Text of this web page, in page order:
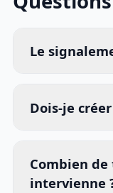
Le
Dois-je
Combien
intervienne